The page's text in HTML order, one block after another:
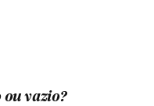
ou vazio?